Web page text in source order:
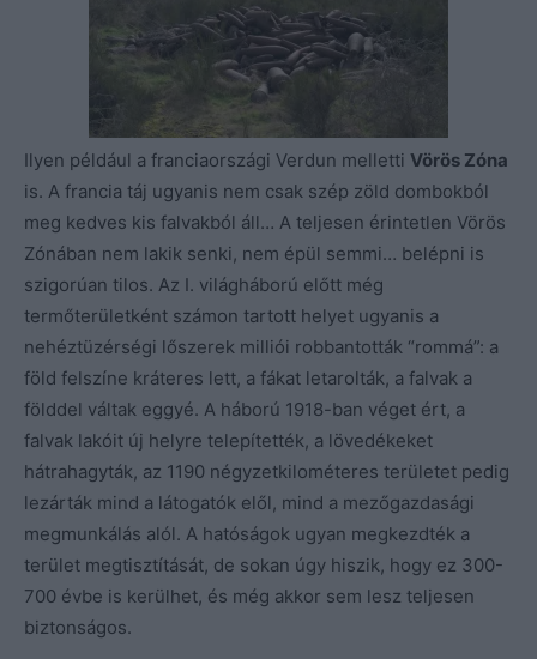
Ilyen például a franciaországi Verdun melletti Vörös Zóna
is. A francia táj ugyanis nem csak szép zöld dombokból
meg kedves kis falvakból áll… A teljesen érintetlen Vörös
Zónában nem lakik senki, nem épül semmi… belépni is
szigorúan tilos. Az I. világháború előtt még
termőterületként számon tartott helyet ugyanis a
nehéztüzérségi lőszerek milliói robbantották “rommá”: a
föld felszíne kráteres lett, a fákat letarolták, a falvak a
földdel váltak eggyé. A háború 1918-ban véget ért, a
falvak lakóit új helyre telepítették, a lövedékeket
hátrahagyták, az 1190 négyzetkilométeres területet pedig
lezárták mind a látogatók elől, mind a mezőgazdasági
megmunkálás alól. A hatóságok ugyan megkezdték a
terület megtisztítását, de sokan úgy hiszik, hogy ez 300-
700 évbe is kerülhet, és még akkor sem lesz teljesen
biztonságos.